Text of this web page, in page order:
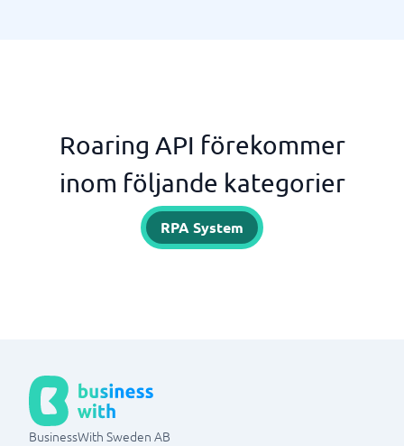
Roaring API förekommer
inom följande kategorier
RPA System
BusinessWith Sweden AB